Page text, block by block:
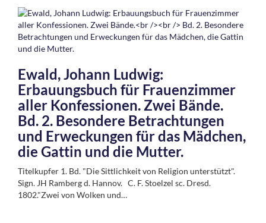
Ewald, Johann Ludwig:
Erbauungsbuch für Frauenzimmer
aller Konfessionen. Zwei Bände.
Bd. 2. Besondere Betrachtungen
und Erweckungen für das Mädchen,
die Gattin und die Mutter.
Titelkupfer 1. Bd. "Die Sittlichkeit von Religion unterstützt".
Sign. JH Ramberg d. Hannov. C. F. Stoelzel sc. Dresd.
1802."Zwei von Wolken und…